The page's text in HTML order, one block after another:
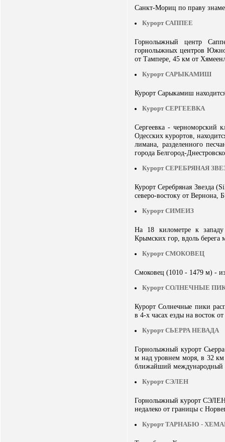
Санкт-Мориц по праву
Курорт САППЕЕ
Горнолыжный центр
горнолыжных центров
от Тампере, 45 км от
Курорт САРЫКАМИШ
Курорт Сарыкамиш
Курорт СЕРГЕЕВКА
Сергеевка - черноморский
Одесских курортов,
лимана, разделенного
города Белгород-
Курорт СЕРЕБРЯНАЯ
Курорт Серебряная Звезда
северо-востоку от Вернона,
Курорт СИМЕИЗ
На 18 километре к
Крымских гор, вдоль берега
Курорт СМОКОВЕЦ
Смоковец (1010 - 1479 м) -
Курорт СОЛНЕЧНЫЕ
Курорт Солнечные пики
в 4-х часах езды на восток
Курорт СЬЕРРА НЕВАДА
Горнолыжный курорт
м над уровнем моря, в 32
ближайший международный
Курорт СЭЛЕН
Горнолыжный курорт
недалеко от границы с
Курорт ТАРНАБЮ -